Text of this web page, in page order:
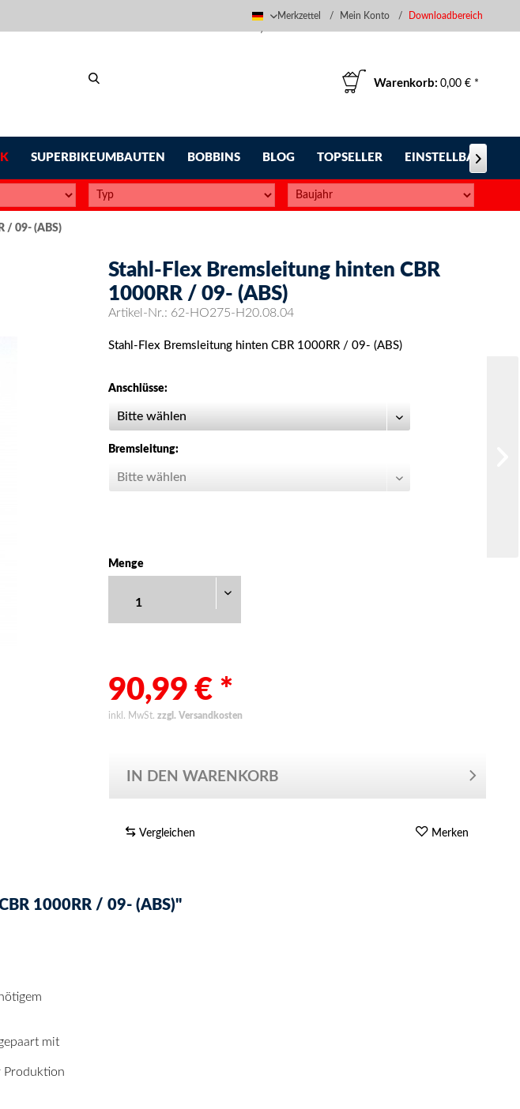
Deutsch
Merkzettel Mein Konto Downloadbereich
Warenkorb: 0,00 € *
SUPERBIKEUMBAUTEN BOBBINS BLOG TOPSELLER EINSTELLBARE

/ 09- (ABS)
Stahl-Flex Bremsleitung hinten CBR
1000RR / 09- (ABS)
Artikel-Nr.: 62-HO275-H20.08.04
Stahl-Flex Bremsleitung hinten CBR 1000RR / 09- (ABS)
Anschlüsse:
Bremsleitung:
Menge
90,99 € *
inkl. MwSt.zzgl. Versandkosten
IN DEN WARENKORB
Vergleichen Merken
1000RR / 09- (ABS)"
mit
Produktion